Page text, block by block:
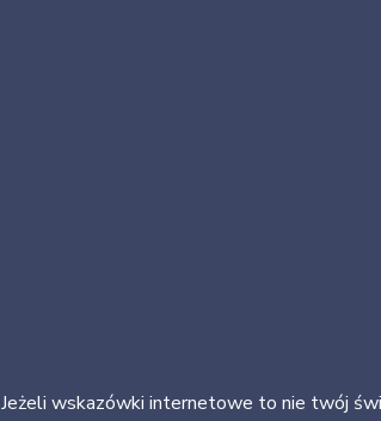
Jeżeli wskazówki internetowe to nie twój